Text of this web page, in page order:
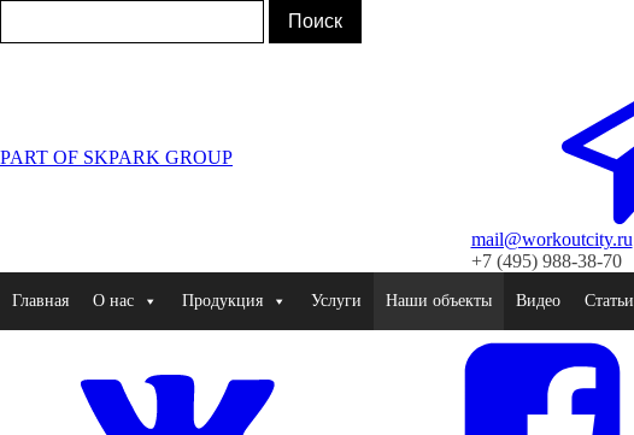
PART OF SKPARK GROUP
mail@workoutcity.ru
+7 (495) 988-38-70
Главная О нас Продукция Услуги Наши объекты Видео Статьи